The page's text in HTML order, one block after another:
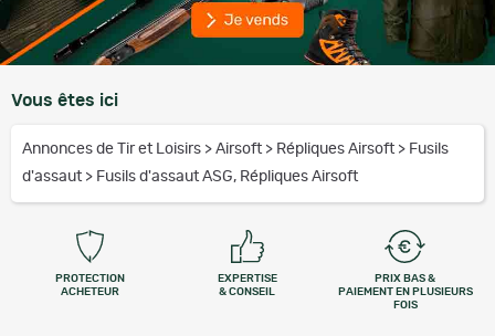
Vous êtes ici
Annonces de Tir et Loisirs > Airsoft > Répliques Airsoft > Fusils
d'assaut > Fusils d'assaut ASG, Répliques Airsoft
PROTECTION
ACHETEUR
EXPERTISE
& CONSEIL
PRIX BAS &
PAIEMENT EN PLUSIEURS
FOIS